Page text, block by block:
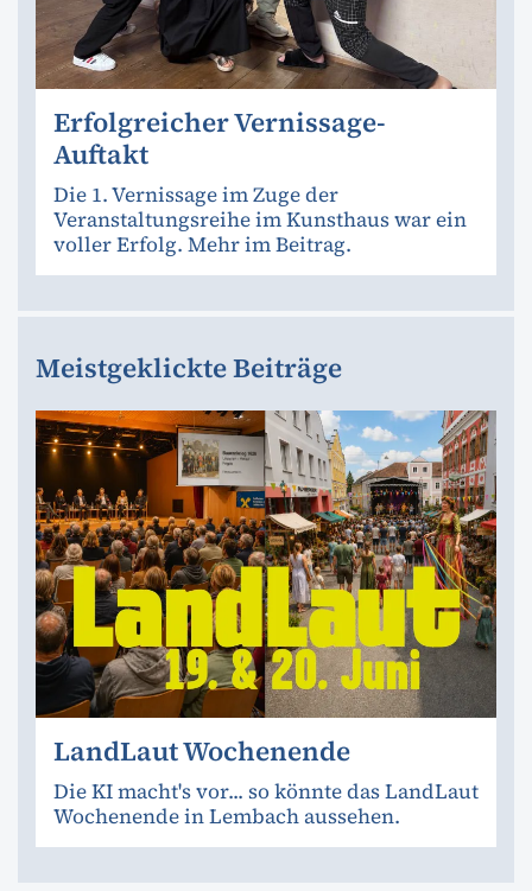
Erfolgreicher Vernissage-
Auftakt
Die 1. Vernissage im Zuge der
Veranstaltungsreihe im Kunsthaus war ein
voller Erfolg. Mehr im Beitrag.
Meistgeklickte Beiträge
LandLaut Wochenende
Die KI macht's vor... so könnte das LandLaut
Wochenende in Lembach aussehen.